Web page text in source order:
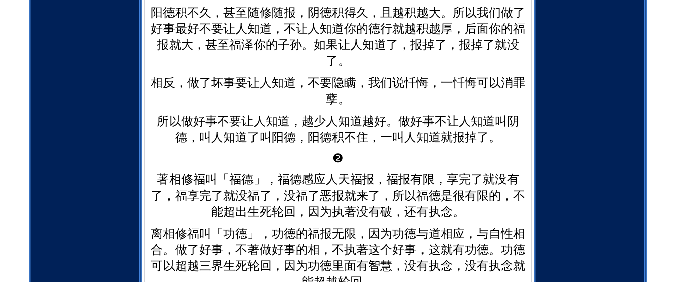
阳德积不久，甚至随修随报，阴德积得久，且越积越大。所以我们做了
好事最好不要让人知道，不让人知道你的德行就越积越厚，后面你的福
报就大，甚至福泽你的子孙。如果让人知道了，报掉了，报掉了就没
了。
相反，做了坏事要让人知道，不要隐瞒，我们说忏悔，一忏悔可以消罪
孽。
所以做好事不要让人知道，越少人知道越好。做好事不让人知道叫阴
德，叫人知道了叫阳德，阳德积不住，一叫人知道就报掉了。
❷
著相修福叫「福德」，福德感应人天福报，福报有限，享完了就没有
了，福享完了就没福了，没福了恶报就来了，所以福德是很有限的，不
能超出生死轮回，因为执著没有破，还有执念。
离相修福叫「功德」，功德的福报无限，因为功德与道相应，与自性相
合。做了好事，不著做好事的相，不执著这个好事，这就有功德。功德
可以超越三界生死轮回，因为功德里面有智慧，没有执念，没有执念就